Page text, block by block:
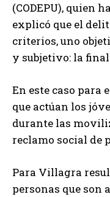
(CODEPU), quien
explicó que el
criterios, uno
y subjetivo: la
En este caso
que actúan los
durante las
reclamo social de
Para Villagra
personas que son